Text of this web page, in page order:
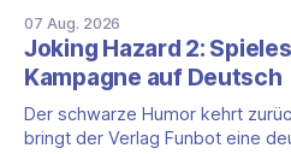
Tekhenu und Tzolk'in gehören.
ungewöhnlicher
eigene Zivilisation, sondern eine
außerirdische Gottheit, die vier
07 Aug. 2026
Joking Hazard 2:
Kampagne auf Deutsch
Der schwarze Humor kehrt
bringt der Verlag Funbot eine